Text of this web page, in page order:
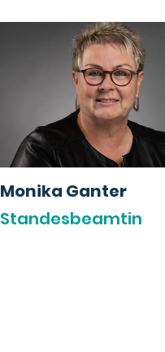
Monika Ganter
Standesbeamtin